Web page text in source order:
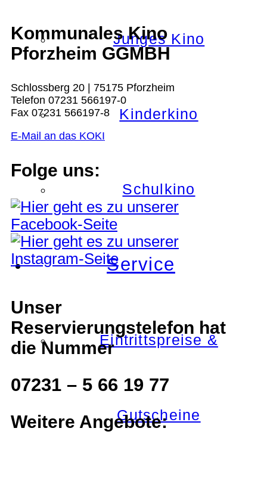
Junges Kino
Kinderkino
Schulkino
Service
Eintrittspreise &
Gutscheine
Kommunales Kino
Pforzheim GGMBH
Schlossberg 20 | 75175 Pforzheim
Telefon 07231 566197-0
Fax 07231 566197-8
E-Mail an das KOKI
Folge uns:
Unser
Reservierungstelefon hat
die Nummer
07231 – 5 66 19 77
Weitere Angebote: